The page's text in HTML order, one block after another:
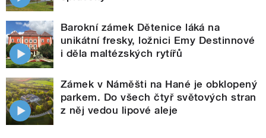
Barokní zámek Dětenice láká na
unikátní fresky, ložnici Emy Destinnové
i děla maltézských rytířů
Zámek v Náměšti na Hané je obklopený
parkem. Do všech čtyř světových stran
z něj vedou lipové aleje